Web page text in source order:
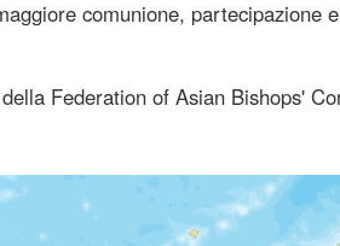
comunione, partecipazione
Federation of Asian Bishops'